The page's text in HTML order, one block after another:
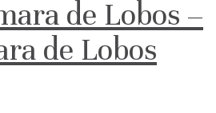
de Lobos –
de Lobos